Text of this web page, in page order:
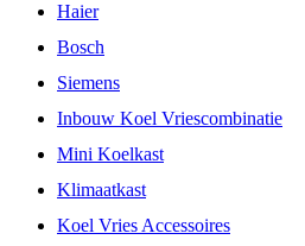
Haier
Bosch
Siemens
Inbouw Koel Vriescombinatie
Mini Koelkast
Klimaatkast
Koel Vries Accessoires